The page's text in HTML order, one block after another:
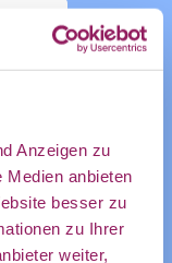
Anzeigen zu
Medien anbieten
besser zu
zu Ihrer
weiter,